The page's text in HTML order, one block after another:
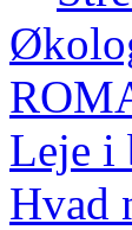
Leje i
Hvad